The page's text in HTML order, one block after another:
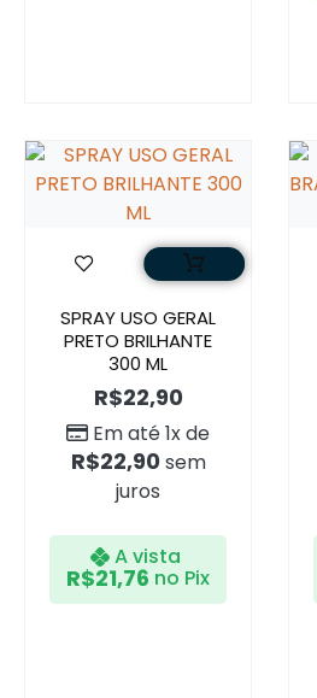
SPRAY USO GERAL
PRETO BRILHANTE
300 ML
R$22,90
Em até 1x de
R$22,90 sem
juros
A vista
R$21,76 no Pix